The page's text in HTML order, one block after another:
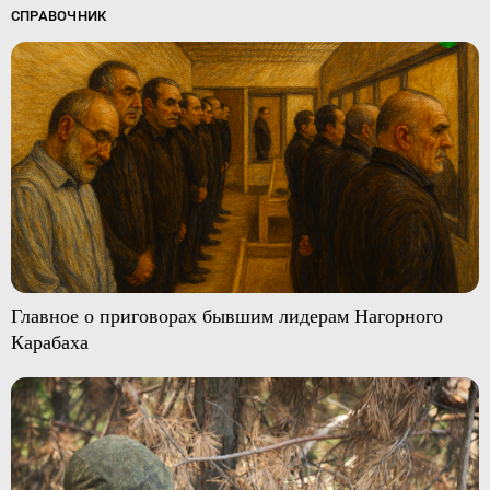
СПРАВОЧНИК
Главное о приговорах бывшим лидерам Нагорного
Карабаха